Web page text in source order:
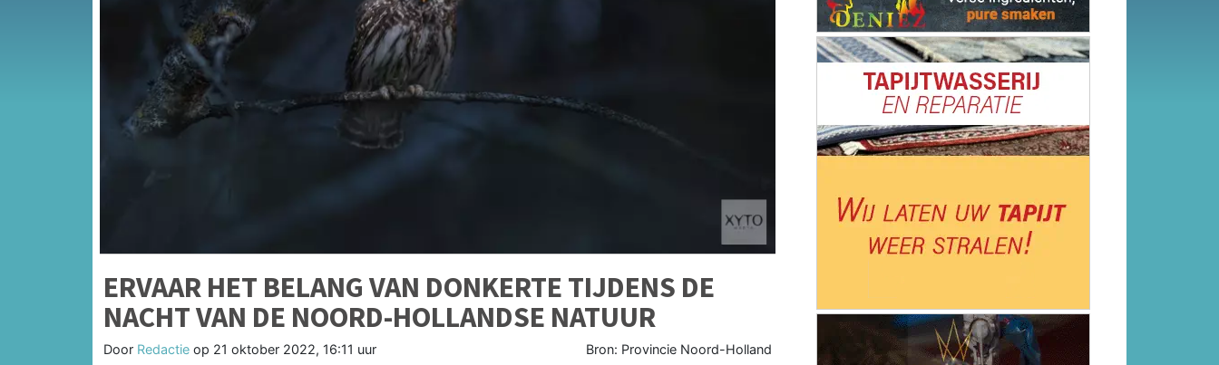
ERVAAR HET BELANG VAN DONKERTE TIJDENS DE
NACHT VAN DE NOORD-HOLLANDSE NATUUR
Door Redactie op 21 oktober 2022, 16:11 uur Bron: Provincie Noord-Holland